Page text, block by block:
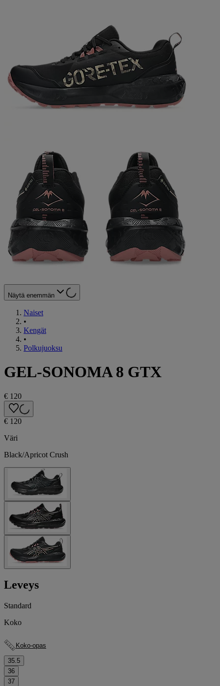
Näytä enemmän
Naiset
•
Kengät
•
Polkujuoksu
GEL-SONOMA 8 GTX
€ 120
€ 120
Väri
Black/Apricot Crush
Leveys
Standard
Koko
Koko-opas
35.5
36
37